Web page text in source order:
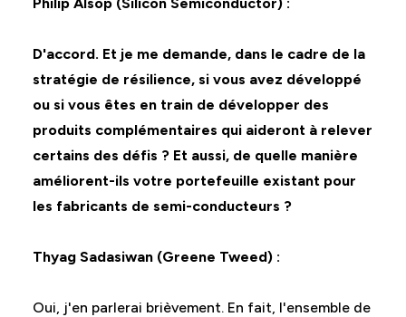
D'accord. Et je me demande, dans le cadre de la
stratégie de résilience, si vous avez développé
ou si vous êtes en train de développer des
produits complémentaires qui aideront à relever
certains des défis ? Et aussi, de quelle manière
améliorent-ils votre portefeuille existant pour
les fabricants de semi-conducteurs ?
Thyag Sadasiwan (Greene Tweed) :
Oui, j'en parlerai brièvement. En fait, l'ensemble de